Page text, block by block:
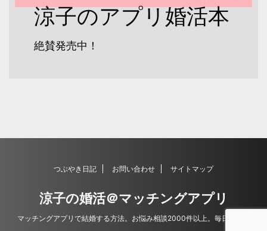
涼子のアプリ婚活本
絶賛発売中！
つぶやき日記 お問い合わせ サイトマップ
涼子の婚活＠マッチングアプリ
マッチングアプリで結婚する方法。お悩み相談2000件以上。毎日更新。